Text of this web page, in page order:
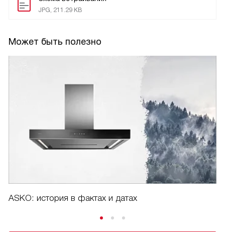
JPG, 211.29 KB
Может быть полезно
ASKO: история в фактах и датах